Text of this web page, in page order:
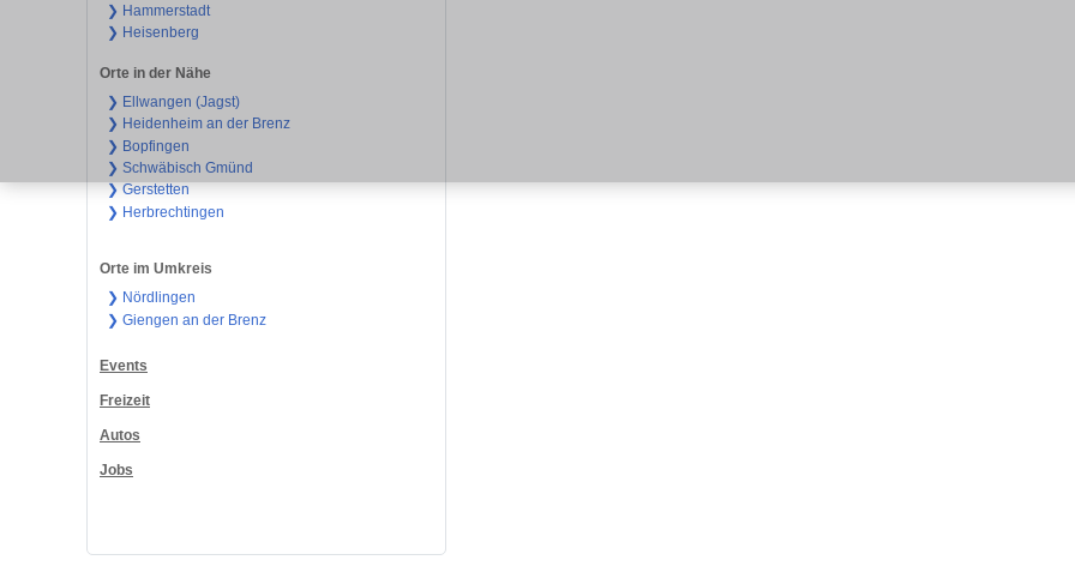
❯ Hammerstadt
❯ Heisenberg
Orte in der Nähe
❯ Ellwangen (Jagst)
❯ Heidenheim an der Brenz
❯ Bopfingen
❯ Schwäbisch Gmünd
❯ Gerstetten
❯ Herbrechtingen
Orte im Umkreis
❯ Nördlingen
❯ Giengen an der Brenz
Events
Freizeit
Autos
Jobs